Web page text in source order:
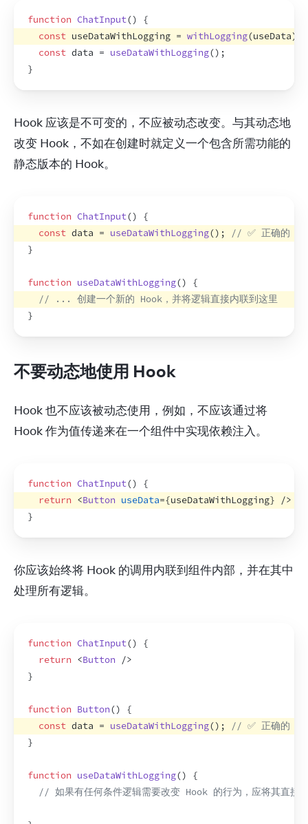
function ChatInput()
{
const useDataWithLogging = withLogging(useData)
const data = useDataWithLogging() ;
}
Hook 应该是不可变的，不应被动态改变。与其动态地
改变 Hook，不如在创建时就定义一个包含所需功能的
静态版本的 Hook。
function ChatInput()
{
const data = useDataWithLogging() ;
// ✅ 正确的：
}
function useDataWithLogging()
{
// ... 创建一个新的 Hook，并将逻辑直接内联到这里
}
不要动态地使用 Hook
Hook 也不应该被动态使用，例如，不应该通过将
Hook 作为值传递来在一个组件中实现依赖注入。
function ChatInput()
{
return <Button useData={useDataWithLogging} />
}
你应该始终将 Hook 的调用内联到组件内部，并在其中
处理所有逻辑。
function ChatInput()
{
return <Button
/>
}
function Button()
{
const data = useDataWithLogging() ;
// ✅ 正确的：
}
function useDataWithLogging()
{
// 如果有任何条件逻辑需要改变 Hook 的行为，应将其直接